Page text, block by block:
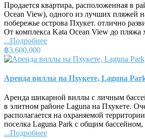
Продается квартира, расположенная в
Ocean View), одного из лучших пляжей
побережье острова Пхукет. отлично
От комплекса Kata Ocean View до пляжа
...Подробнее
฿3,600,000
Аренда виллы на Пхукете, Laguna
Аренда шикарной виллы с личным
в элитном районе Laguna на Пхукете.
располагается на охраняемой
поселка Laguna Park с общим
...Подробнее